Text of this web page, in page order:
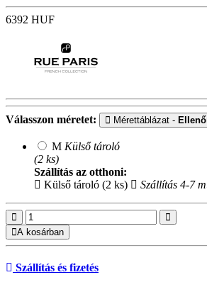
6392 HUF
Válasszon méretet: Mérettáblázat -
M Külső tároló
(2 ks)
Szállítás az otthoni:
Külső tároló (2 ks)
Szállítás 4-7
A kosárban
Szállítás és fizetés